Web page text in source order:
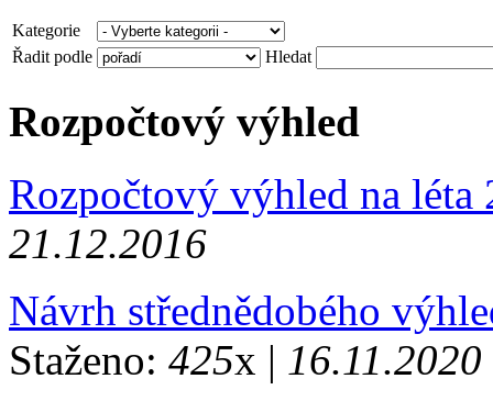
Kategorie
Řadit podle
Hledat
Rozpočtový výhled
Rozpočtový výhled na
21.12.2016
Návrh střednědobého
Staženo: 425x | 16.11.2020